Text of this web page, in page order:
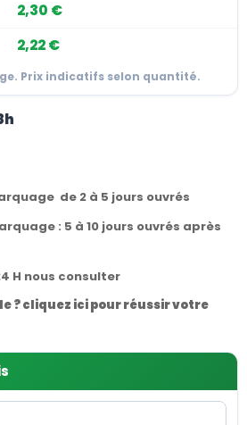
2,30 €
2,22 €
Prix indicatifs selon quantité.
de 2 à 5 jours ouvrés
: 5 à 10 jours ouvrés après
H nous consulter
? cliquez ici pour réussir votre